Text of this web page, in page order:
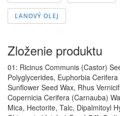
ĽANOVÝ OLEJ
Zloženie produktu
01: Ricinus Communis (Castor)
Polyglycerides, Euphorbia
Sunflower Seed Wax, Rhus
Copernicia Cerifera (Carnauba)
Mica, Hectorite, Talc, Dipalmitoyl